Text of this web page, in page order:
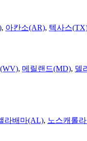
, 아칸소(AR), 텍사스
, 메릴랜드(MD), 델
라배마(AL), 노스캐롤